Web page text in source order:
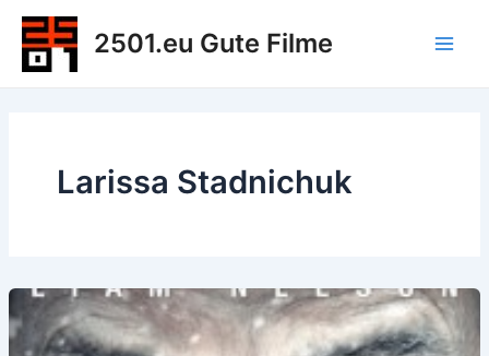
Zum
Inhalt
springen
2501.eu Gute Filme
Larissa Stadnichuk